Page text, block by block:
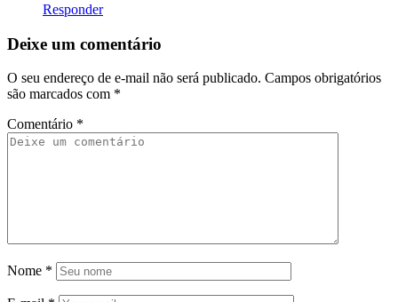
Responder
Deixe um comentário
O seu endereço de e-mail não será publicado. Campos obrigatórios
são marcados com *
Comentário *
Nome *